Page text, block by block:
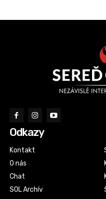
Odkazy
Kontakt
O nás
Chat
SOL Archív